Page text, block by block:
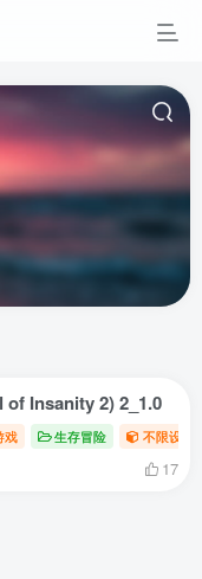
of Insanity 2) 2_1.0
戏 生存冒险 不限设备
17